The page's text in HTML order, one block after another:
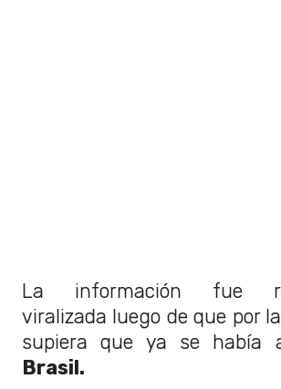
La información fue
viralizada luego de que por
supiera que ya se había
Brasil.